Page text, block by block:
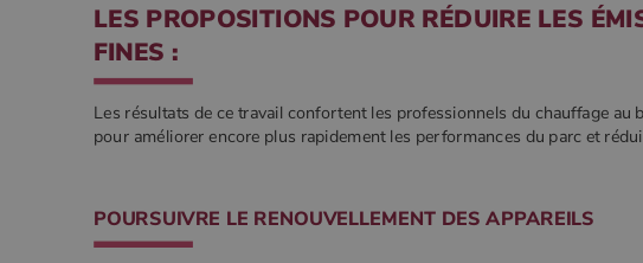
LES PROPOSITIONS POUR RÉDUIRE LES
FINES :
Les résultats de ce travail confortent les professionnels du chauffage au
pour améliorer encore plus rapidement les performances du parc et
POURSUIVRE LE RENOUVELLEMENT DES APPAREILS